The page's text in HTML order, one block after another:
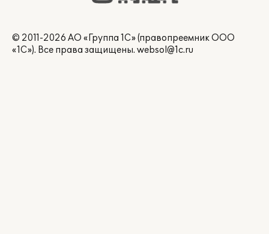
© 2011-2026 АО «Группа 1С» (правопреемник ООО
«1С»). Все права защищены. websol@1c.ru